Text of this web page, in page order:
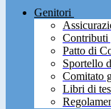
Genitori
Contributi
Patto di
Sportello
Comitato
Libri di